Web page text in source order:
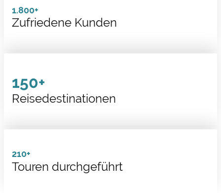
.
1.800+
Zufriedene Kunden
150+
Reisedestinationen
210+
Touren durchgeführt